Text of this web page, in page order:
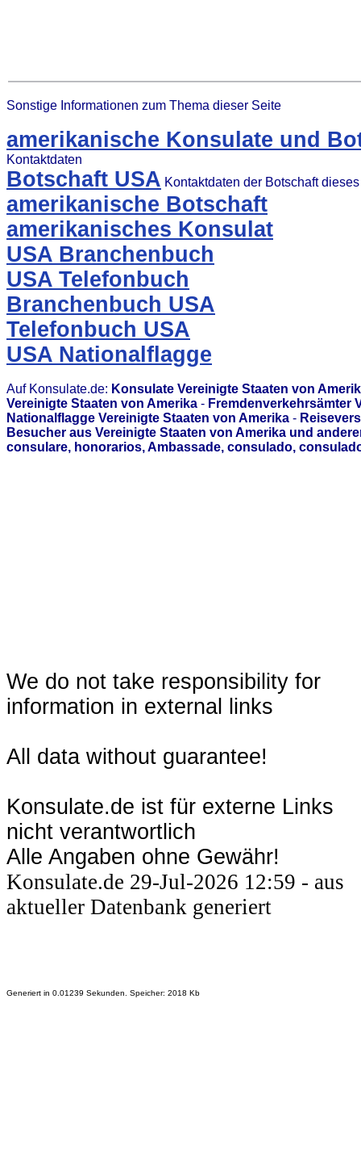
Sonstige Informationen zum Thema dieser Seite
amerikanische Konsulate und
Kontaktdaten
Botschaft USA Kontaktdaten der Botschaft
amerikanische Botschaft
amerikanisches Konsulat
USA Branchenbuch
USA Telefonbuch
Branchenbuch USA
Telefonbuch USA
USA Nationalflagge
Auf Konsulate.de: Konsulate Vereinigte Staaten von
Vereinigte Staaten von Amerika - Fremdenverkehrsämter
Nationalflagge Vereinigte Staaten von Amerika -
Besucher aus Vereinigte Staaten von Amerika und
consulare, honorarios, Ambassade, consulado,
We do not take responsibility for
information in external links
All data without guarantee!
Konsulate.de ist für externe Links
nicht verantwortlich
Alle Angaben ohne Gewähr!
Konsulate.de 29-Jul-2026 12:59 - aus
aktueller Datenbank generiert
Generiert in 0.01239 Sekunden. Speicher: 2018 Kb